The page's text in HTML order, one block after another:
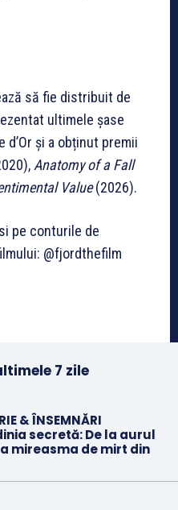
să fie distribuit de
ultimele șase
d’Or și a obținut premii
Anatomy of a Fall
Value(2026).
pe conturile de
@fjordthefilm
7 zile
& ÎNSEMNĂRI
secretă: De la aurul
mireasma de mirt din